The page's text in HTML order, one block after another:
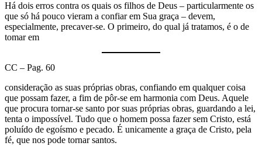
Há dois erros contra os quais os filhos de Deus – particularmente os
que só há pouco vieram a confiar em Sua graça – devem,
especialmente, precaver-se. O primeiro, do qual já tratamos, é o de
tomar em
CC – Pag. 60
consideração as suas próprias obras, confiando em qualquer coisa
que possam fazer, a fim de pôr-se em harmonia com Deus. Aquele
que procura tornar-se santo por suas próprias obras, guardando a lei,
tenta o impossível. Tudo que o homem possa fazer sem Cristo, está
poluído de egoísmo e pecado. É unicamente a graça de Cristo, pela
fé, que nos pode tornar santos.